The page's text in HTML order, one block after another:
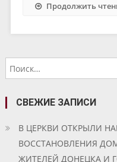
Продолжить
СВЕЖИЕ ЗАПИСИ
В ЦЕРКВИ ОТКРЫЛИ
ВОССТАНОВЛЕНИЯ
ЖИТЕЛЕЙ ДОНЕЦКА И